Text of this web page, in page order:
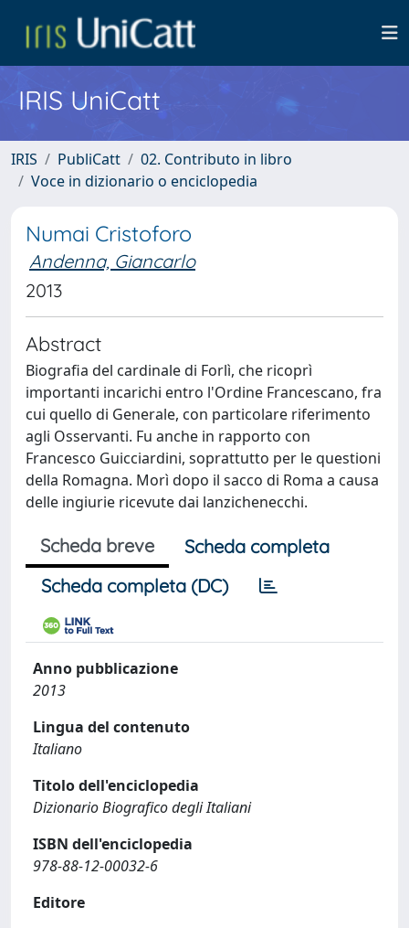
IRIS UniCatt
IRIS PubliCatt
02. Contributo in libro
Voce in dizionario o enciclopedia
Numai Cristoforo
Andenna, Giancarlo
2013
Abstract
Biografia del cardinale di Forlì, che ricoprì
importanti incarichi entro l'Ordine Francescano, fra
cui quello di Generale, con particolare riferimento
agli Osservanti. Fu anche in rapporto con
Francesco Guicciardini, soprattutto per le questioni
della Romagna. Morì dopo il sacco di Roma a causa
delle ingiurie ricevute dai lanzichenecchi.
Scheda breve
Scheda completa
Scheda completa (DC)
Anno pubblicazione
2013
Lingua del contenuto
Italiano
Titolo dell'enciclopedia
Dizionario Biografico degli Italiani
ISBN dell'enciclopedia
978-88-12-00032-6
Editore